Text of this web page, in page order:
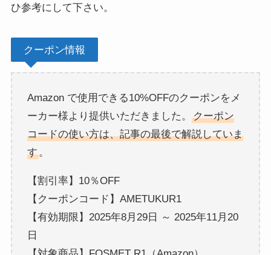
ひ参考にして下さい。
クーポン情報
Amazon で使用できる10%OFFのクーポンをメ
ーカー様より提供いただきました。クーポン
コードの使い方は、記事の最後で解説していま
す。
【割引率】10％OFF
【クーポンコード】AMETUKUR1
【有効期限】2025年8月29日 ～ 2025年11月20
日